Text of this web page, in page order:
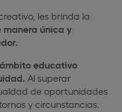
les brinda la
manera única y
educativo
Al superar
de oportunidades
y circunstancias.